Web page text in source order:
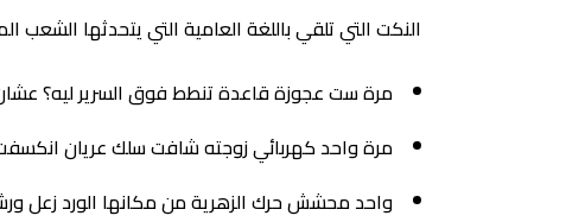
النكت التي تلقي باللغة العامية التي يتحدثها
مرة ست عجوزة قاعدة تنطط فوق السرير ليه؟
مرة واحد كهربائي زوجته شافت سلك عريان
واحد محشش حرك الزهرية من مكانها الورد زعل